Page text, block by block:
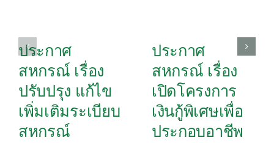
ประกาศ
สหกรณ์ เรื่อง
ปรับปรุง แก้ไข
เพิ่มเติมระเบียบ
สหกรณ์
ประกาศ
สหกรณ์ เรื่อง
เปิดโครงการ
เงินกู้พิเศษเพื่อ
ประกอบอาชีพ